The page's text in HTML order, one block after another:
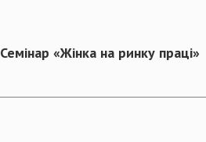
Семінар «Жінка на ринку праці»